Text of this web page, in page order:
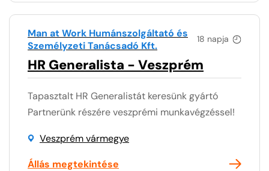
18 napja
Man at Work Humánszolgáltató és
Személyzeti Tanácsadó Kft.
HR Generalista - Veszprém
Tapasztalt HR Generalistát keresünk gyártó
Partnerünk részére veszprémi munkavégzéssel!
Veszprém vármegye
Állás megtekintése